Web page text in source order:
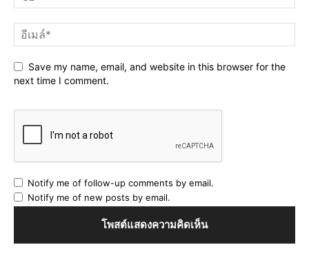
Save my name, email, and website in this browser for the
next time I comment.
Notify me of follow-up comments by email.
Notify me of new posts by email.